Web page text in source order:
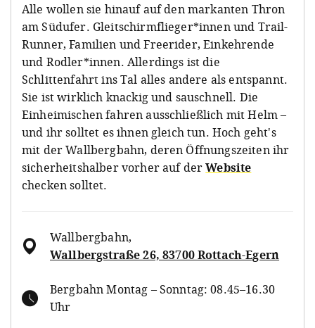
Alle wollen sie hinauf auf den markanten Thron
am Südufer. Gleitschirmflieger*innen und Trail-
Runner, Familien und Freerider, Einkehrende
und Rodler*innen. Allerdings ist die
Schlittenfahrt ins Tal alles andere als entspannt.
Sie ist wirklich knackig und sauschnell. Die
Einheimischen fahren ausschließlich mit Helm –
und ihr solltet es ihnen gleich tun. Hoch geht's
mit der Wallbergbahn, deren Öffnungszeiten ihr
sicherheitshalber vorher auf derWebsite
checken solltet.
Wallbergbahn,
Wallbergstraße 26, 83700 Rottach-Egern
Bergbahn Montag – Sonntag: 08.45–16.30
Uhr